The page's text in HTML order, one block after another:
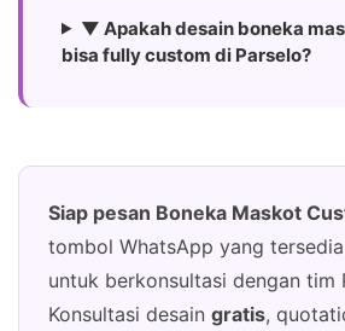
▼ Apakah desain boneka
bisa fully custom di Parselo?
Siap pesan Boneka Maskot
tombol WhatsApp yang
untuk berkonsultasi dengan tim
Konsultasi desain gratis,